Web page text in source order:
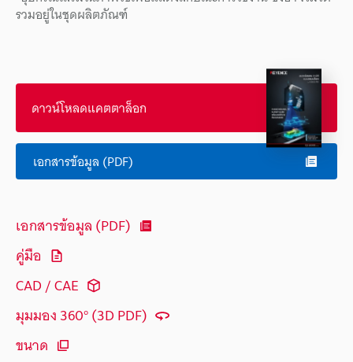
รวมอยู่ในชุดผลิตภัณฑ์
ดาวน์โหลดแคตตาล็อก
เอกสารข้อมูล (PDF)
เอกสารข้อมูล (PDF)
คู่มือ
CAD / CAE
มุมมอง 360° (3D PDF)
ขนาด